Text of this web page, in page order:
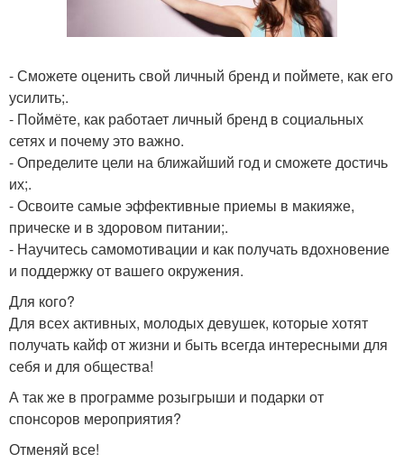
- Сможете оценить свой личный бренд и поймете, как его
усилить;.
- Поймёте, как работает личный бренд в социальных
сетях и почему это важно.
- Определите цели на ближайший год и сможете достичь
их;.
- Освоите самые эффективные приемы в макияже,
прическе и в здоровом питании;.
- Научитесь самомотивации и как получать вдохновение
и поддержку от вашего окружения.
Для кого?
Для всех активных, молодых девушек, которые хотят
получать кайф от жизни и быть всегда интересными для
себя и для общества!
А так же в программе розыгрыши и подарки от
спонсоров мероприятия?
Отменяй все!